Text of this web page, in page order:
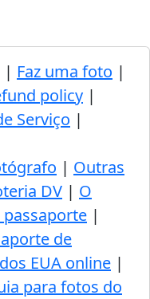
| Faz uma foto |
policy |
Serviço |
| Outras
DV | O
|
de
EUA online |
para fotos do